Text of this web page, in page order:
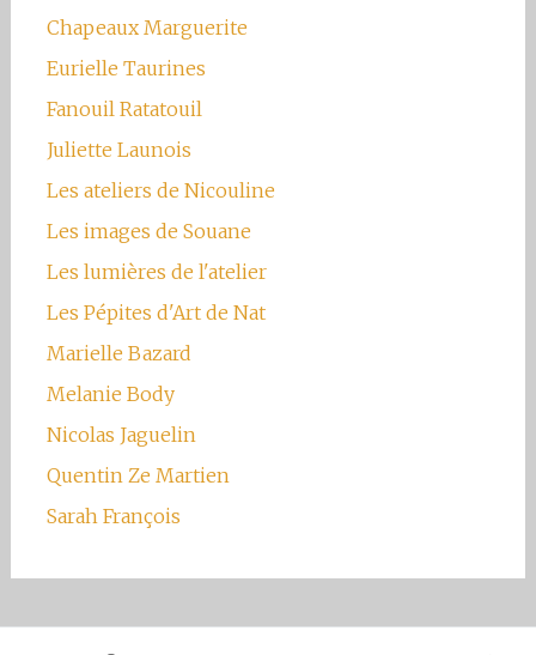
Chapeaux Marguerite
Eurielle Taurines
Fanouil Ratatouil
Juliette Launois
Les ateliers de Nicouline
Les images de Souane
Les lumières de l'atelier
Les Pépites d'Art de Nat
Marielle Bazard
Melanie Body
Nicolas Jaguelin
Quentin Ze Martien
Sarah François